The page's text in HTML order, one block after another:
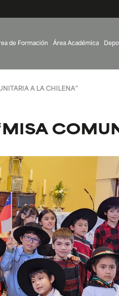
de Formación Área Académica
A LA CHILENA”